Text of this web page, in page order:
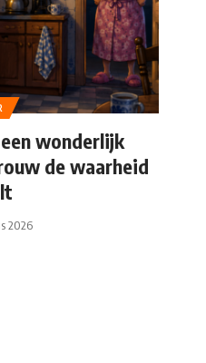
wonderlijk
de waarheid
2026